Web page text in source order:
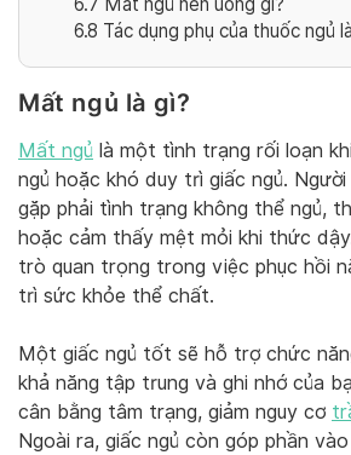
6.8 Tác dụng phụ của thuốc ngủ
Mất ngủ là gì?
Mất ngủ là một tình trạng rối loạn
ngủ hoặc khó duy trì giấc ngủ.
gặp phải tình trạng không thể ngủ,
hoặc cảm thấy mệt mỏi khi thức
trò quan trọng trong việc phục hồi
trì sức khỏe thể chất.
Một giấc ngủ tốt sẽ hỗ trợ chức
khả năng tập trung và ghi nhớ của
cân bằng tâm trạng, giảm nguy cơ
Ngoài ra, giấc ngủ còn góp phần